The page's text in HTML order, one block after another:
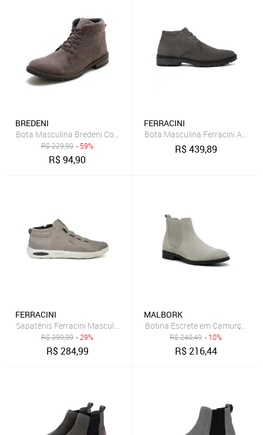
BREDENI
Bota Masculina Bredeni Confortavel Coturno Estilo Casual Cinza
R$229,90 - 59%
R$94,90
FERRACINI
Bota Masculina Ferracini
R$439,89
FERRACINI
Sapatênis Ferracini Masculino de Couro Casual Pulse Cinza
R$399,99 - 29%
R$284,99
MALBORK
Botina Escrete em Camurça
R$240,49 - 10%
R$216,44